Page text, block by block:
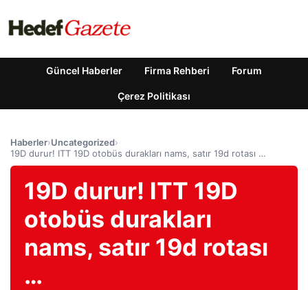
Güncel Haberler Firma Rehberi Forum
Çerez Politikası
Haberler›Uncategorized›
19D durur! ITT 19D otobüs durakları nams, satır 19d rotası …
19D durur! ITT 19D
otobüs durakları
nams, satır 19d rotası
…